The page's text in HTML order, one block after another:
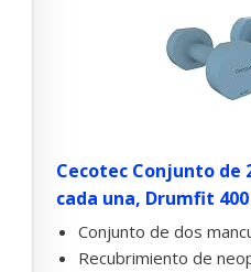
Cecotec Conjunto de
cada una, Drumfit
Conjunto de dos
Recubrimiento de